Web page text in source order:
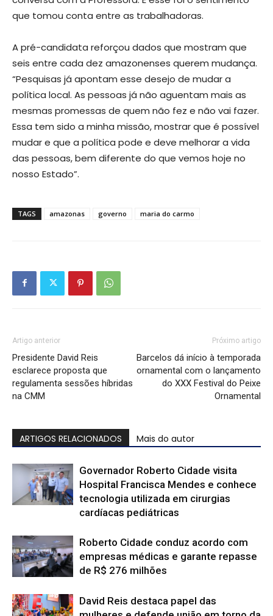
que tomou conta entre as trabalhadoras.
A pré-candidata reforçou dados que mostram que
seis entre cada dez amazonenses querem mudança.
“Pesquisas já apontam esse desejo de mudar a
política local. As pessoas já não aguentam mais as
mesmas promessas de quem não fez e não vai fazer.
Essa tem sido a minha missão, mostrar que é possível
mudar e que a política pode e deve melhorar a vida
das pessoas, bem diferente do que vemos hoje no
nosso Estado”.
TAGS amazonas governo maria do carmo
Artigo anterior
Presidente David Reis
esclarece proposta que
regulamenta sessões híbridas
na CMM
Próximo artigo
Barcelos dá início à temporada
ornamental com o lançamento
do XXX Festival do Peixe
Ornamental
ARTIGOS RELACIONADOS Mais do autor
Governador Roberto Cidade visita
Hospital Francisca Mendes e conhece
tecnologia utilizada em cirurgias
cardíacas pediátricas
Roberto Cidade conduz acordo com
empresas médicas e garante repasse
de R$ 276 milhões
David Reis destaca papel das